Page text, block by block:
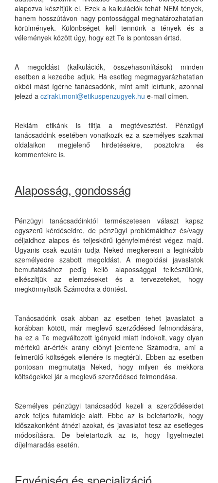
alapozva készítjük el. Ezek a kalkulációk tehát NEM tények,
hanem hosszútávon nagy pontossággal meghatározhatatlan
körülmények. Különbséget kell tennünk a tények és a
vélemények között úgy, hogy ezt Te is pontosan értsd.
A megoldást (kalkulációk, összehasonlítások) minden
esetben a kezedbe adjuk. Ha esetleg megmagyarázhatatlan
okból mást ígérne tanácsadónk, mint amit leírtunk, azonnal
jelezd a cziraki.moni@etikuspenzugyek.hu e-mail címen.
Reklám etikánk is tiltja a megtévesztést. Pénzügyi
tanácsadóink esetében vonatkozik ez a személyes szakmai
oldalaikon megjelenő hirdetésekre, posztokra és
kommentekre is.
Alaposság, gondosság
Pénzügyi tanácsadóinktól természetesen választ kapsz
egyszerű kérdéseidre, de pénzügyi problémáidhoz és/vagy
céljaidhoz alapos és teljeskörű igényfelmérést végez majd.
Ugyanis csak ezután tudja Neked megkeresni a leginkább
személyedre szabott megoldást. A megoldási javaslatok
bemutatásához pedig kellő alapossággal felkészülünk,
elkészítjük az elemzéseket és a tervezeteket, hogy
megkönnyítsük Számodra a döntést.
Tanácsadónk csak abban az esetben tehet javaslatot a
korábban kötött, már meglevő szerződésed felmondására,
ha ez a Te megváltozott igényeid miatt indokolt, vagy olyan
mértékű ár-érték arány előnyt jelentene Számodra, ami a
felmerülő költségek ellenére is megtérül. Ebben az esetben
pontosan megmutatja Neked, hogy milyen és mekkora
költségekkel jár a meglevő szerződésed felmondása.
Személyes pénzügyi tanácsadód kezeli a szerződéseidet
azok teljes futamideje alatt. Ebbe az is beletartozik, hogy
időszakonként átnézi azokat, és javaslatot tesz az esetleges
módosításra. De beletartozik az is, hogy figyelmeztet
díjelmaradás esetén.